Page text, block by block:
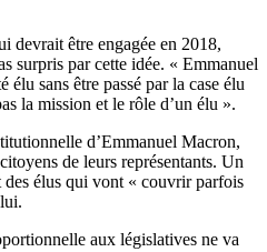
devrait être engagée en 2018,
surpris par cette idée. « Emmanuel
sans être passé par la case élu
la mission et le rôle d’un élu ».
d’Emmanuel Macron,
de leurs représentants. Un
des élus qui vont « couvrir parfois
aux législatives ne va